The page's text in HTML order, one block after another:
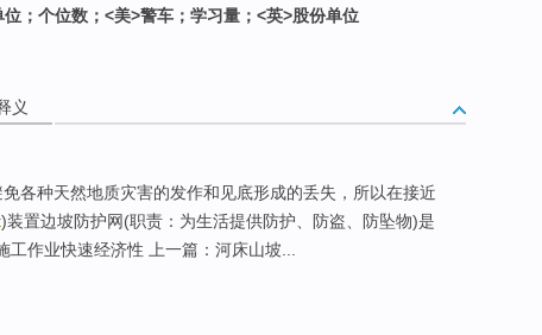
；个位数；<美>警车；学习量；<英>股份单位
义
各种天然地质灾害的发作和见底形成的丢失，所以在接近
)装置边坡防护网(职责：为生活提供防护、防盗、防坠物)是
作业快速经济性 上一篇：河床山坡...